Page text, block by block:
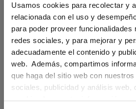
Usamos cookies para recolectar y
relacionada con el uso y
para poder proveer funcionalidades
redes sociales, y para mejorar y
adecuadamente el contenido y
web. Además, compartimos
que haga del sitio web con
sociales, publicidad y análisis web,
combinarla con otra información
señoritas de Aviñón
Los protagonistas de
Grandes personajes
por su valor humano y
Todos ellos viven en la